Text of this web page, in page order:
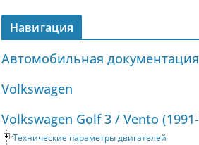
Навигация
Автомобильная документация
Volkswagen
Технические параметры двигателей